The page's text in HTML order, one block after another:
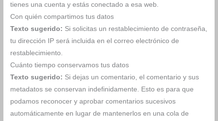
tienes una cuenta y estás conectado a esa web.
Con quién compartimos tus datos
Texto sugerido: Si solicitas un restablecimiento de contraseña,
tu dirección IP será incluida en el correo electrónico de
restablecimiento.
Cuánto tiempo conservamos tus datos
Texto sugerido: Si dejas un comentario, el comentario y sus
metadatos se conservan indefinidamente. Esto es para que
podamos reconocer y aprobar comentarios sucesivos
automáticamente en lugar de mantenerlos en una cola de